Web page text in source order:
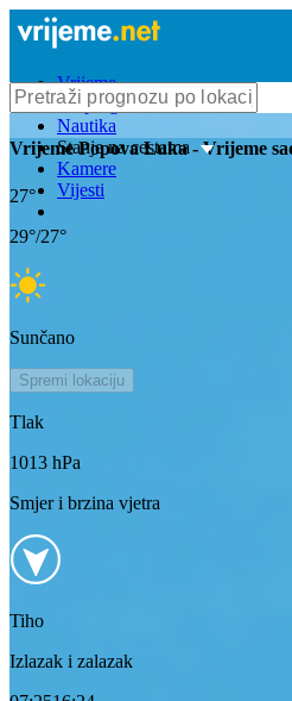
Vrijeme
Bioprognoza
Nautika
Stanje na cestama
Kamere
Vijesti
VrijemePopova Luka- Vrijeme
27°
29°/27°
Sunčano
Spremi lokaciju
Tlak
1013 hPa
Smjer i brzina vjetra
Tiho
Izlazak i zalazak